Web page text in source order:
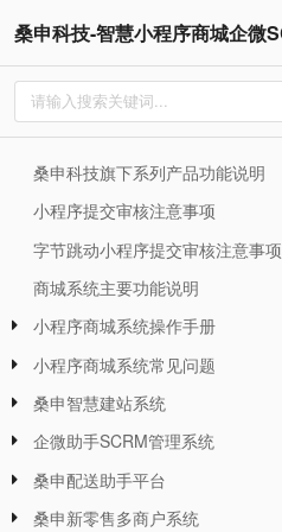
桑申科技旗下系列产品功能说明
小程序提交审核注意事项
字节跳动小程序提交审核注意事项
商城系统主要功能说明
小程序商城系统操作手册
小程序商城系统常见问题
桑申智慧建站系统
企微助手SCRM管理系统
桑申配送助手平台
桑申新零售多商户系统